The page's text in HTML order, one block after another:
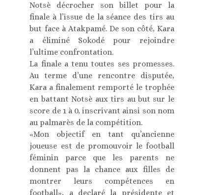
Notsè décrocher son billet pour la
finale à l’issue de la séance des tirs au
but face à Atakpamé. De son côté, Kara
a éliminé Sokodé pour rejoindre
l’ultime confrontation.
La finale a tenu toutes ses promesses.
Au terme d’une rencontre disputée,
Kara a finalement remporté le trophée
en battant Notsè aux tirs au but sur le
score de 1 à 0, inscrivant ainsi son nom
au palmarès de la compétition.
«Mon objectif en tant qu’ancienne
joueuse est de promouvoir le football
féminin parce que les parents ne
donnent pas la chance aux filles de
montrer leurs compétences en
football», a declaré la présidente et